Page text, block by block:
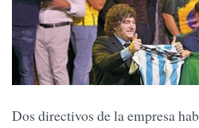
Dos directivos de la empresa